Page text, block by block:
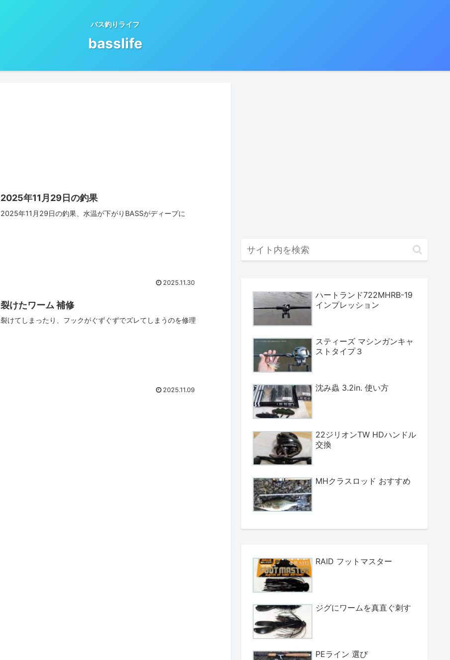
バス釣りライフ
basslife
2025年11月29日の釣果
2025年11月29日の釣果、水温が下がりBASSがディープに
2025.11.30
裂けたワーム 補修
裂けてしまったり、フックがぐずぐずでズレてしまうのを修理
2025.11.09
ハートランド722MHRB-19
インプレッション
スティーズ マシンガンキャ
ストタイプ３
沈み蟲 3.2in. 使い方
22ジリオンTW HDハンドル
交換
MHクラスロッド おすすめ
RAID フットマスター
ジグにワームを真直ぐ刺す
PEライン 選び